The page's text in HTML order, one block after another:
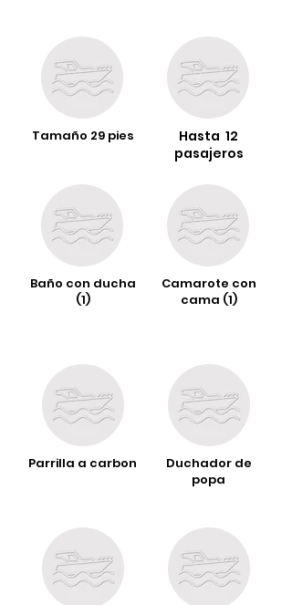
Tamaño 29 pies
Hasta 12
pasajeros
Baño con ducha
(1)
Camarote con
cama (1)
Parrilla a carbon
Duchador de
popa